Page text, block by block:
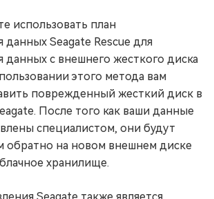
использовать план
данных Seagate Rescue для
данных с внешнего жесткого диска
этого метода вам
поврежденный жесткий диск в
После того как ваши данные
специалистом, они будут
обратно на новом внешнем диске
хранилище.